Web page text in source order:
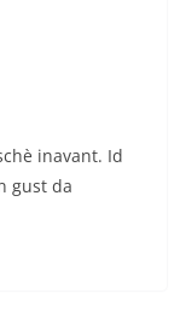
inavant. Id
gust da